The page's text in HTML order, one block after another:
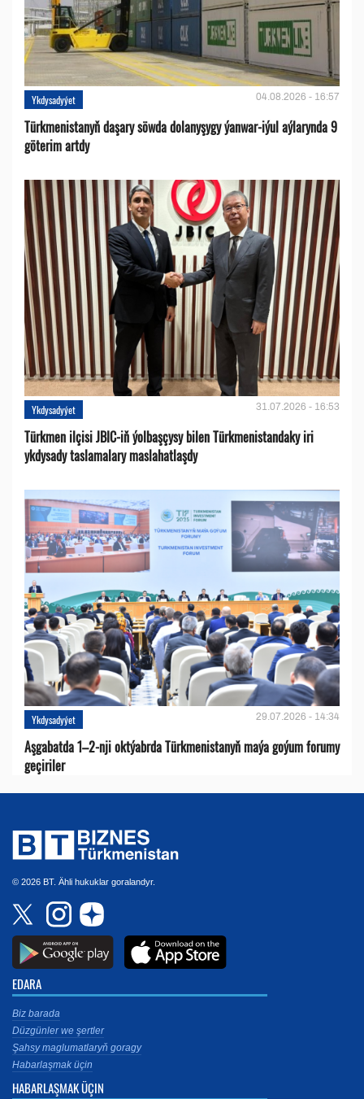
Ykdysadyýet 04.08.2026 - 16:57
Türkmenistanyň daşary söwda dolanyşygy ýanwar-iýul aýlarynda 9
göterim artdy
Ykdysadyýet 31.07.2026 - 16:53
Türkmen ilçisi JBIC-iň ýolbaşçysy bilen Türkmenistandaky iri
ykdysady taslamalary maslahatlaşdy
Ykdysadyýet 29.07.2026 - 14:34
Aşgabatda 1–2-nji oktýabrda Türkmenistanyň maýa goýum forumy
geçiriler
© 2026 BT. Ähli hukuklar goralandyr.
EDARA
Biz barada
Düzgünler we şertler
Şahsy maglumatlaryň goragy
Habarlaşmak üçin
HABARLAŞMAK ÜÇIN